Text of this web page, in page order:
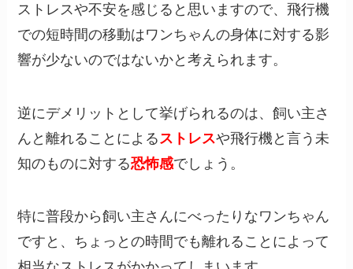
ストレスや不安を感じると思いますので、飛行機
での短時間の移動はワンちゃんの身体に対する影
響が少ないのではないかと考えられます。
逆にデメリットとして挙げられるのは、飼い主さ
んと離れることによる ストレスや飛行機と言う未
知のものに対する恐怖感でしょう。
特に普段から飼い主さんにべったりなワンちゃん
ですと、ちょっとの時間でも離れることによって